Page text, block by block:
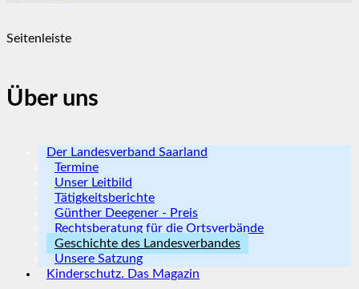
Seitenleiste
Über uns
Der Landesverband Saarland
Termine
Unser Leitbild
Tätigkeitsberichte
Günther Deegener - Preis
Rechtsberatung für die Ortsverbände
Geschichte des Landesverbandes
Unsere Satzung
Kinderschutz. Das Magazin